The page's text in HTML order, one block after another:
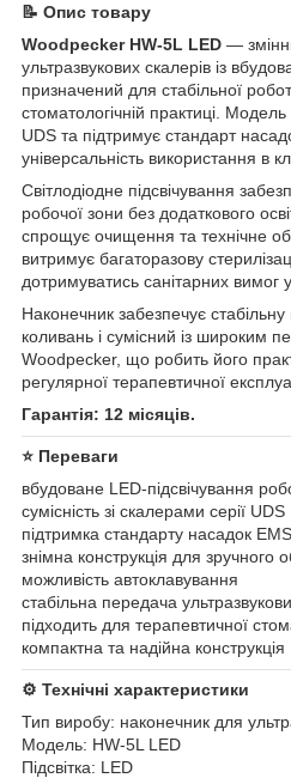
📝 Опис товару
Woodpecker HW-5L LED —
ультразвукових скалерів із
призначений для стабільної
стоматологічній практиці. Модель
UDS та підтримує стандарт
універсальність використання в
Світлодіодне підсвічування
робочої зони без додаткового
спрощує очищення та технічне
витримує багаторазову
дотримуватись санітарних вимог у
Наконечник забезпечує
коливань і сумісний із широким
Woodpecker, що робить його
регулярної терапевтичної
Гарантія: 12 місяців.
⭐ Переваги
вбудоване LED-підсвічування
сумісність зі скалерами серії UDS
підтримка стандарту насадок EMS
знімна конструкція для зручного
можливість автоклавування
стабільна передача
підходить для терапевтичної
компактна та надійна конструкція
⚙️ Технічні характеристики
Тип виробу: наконечник для
Модель: HW-5L LED
Підсвітка: LED